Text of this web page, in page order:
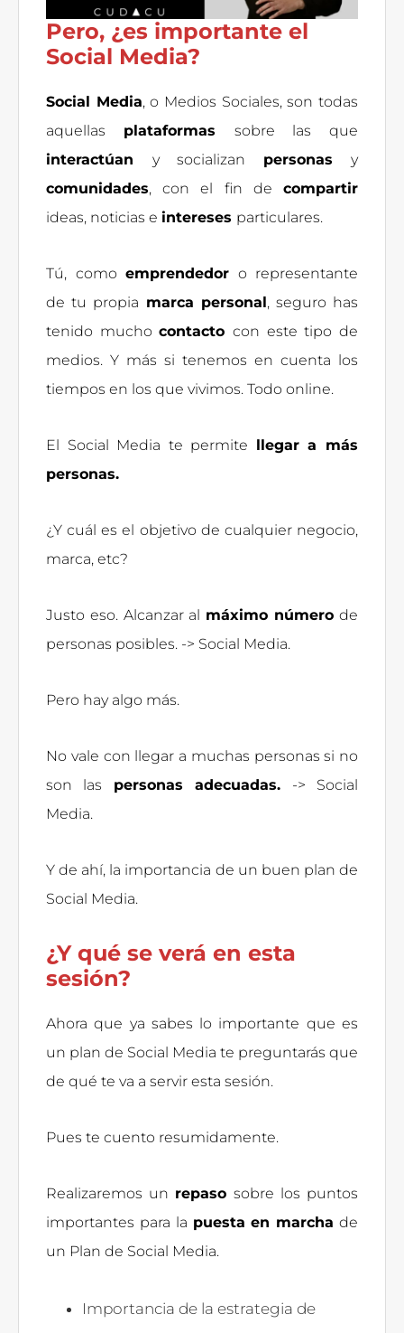
Pero, ¿es importante el
Social Media?
Social Media, o Medios Sociales, son todas
aquellas plataformas sobre las que
interactúan y socializan personas y
comunidades, con el fin de compartir
ideas, noticias e intereses particulares.
Tú, como emprendedor o representante
de tu propia marca personal, seguro has
tenido muchocontactocon este tipo de
medios. Y más si tenemos en cuenta los
tiempos en los que vivimos. Todo online.
El Social Media te permite llegar a más
personas.
¿Y cuál es el objetivo de cualquier negocio,
marca, etc?
Justo eso. Alcanzar al máximo número de
personas posibles. -> Social Media.
Pero hay algo más.
No vale con llegar a muchas personas si no
son las personas adecuadas. -> Social
Media.
Y de ahí, la importancia de un buen plan de
Social Media.
¿Y qué se verá en esta
sesión?
Ahora que ya sabes lo importante que es
un plan de Social Media te preguntarás que
de qué te va a servir esta sesión.
Pues te cuento resumidamente.
Realizaremos un repaso sobre los puntos
importantes para la puesta en marcha de
un Plan de Social Media.
Importancia de la estrategia de